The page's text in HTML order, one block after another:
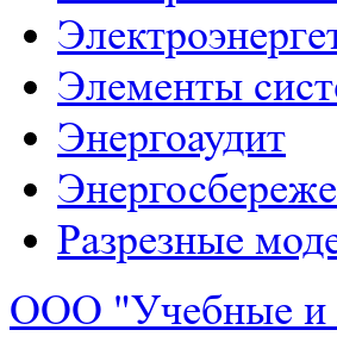
Элементы
Энергоаудит
Разрезные
ООО "Учебные и